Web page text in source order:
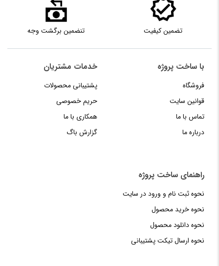
تضمین کیفیت تنضمین برگشت وجه
با ساخت پروژه
فروشگاه
قوانین سایت
تماس با ما
درباره ما
خدمات مشتریان
پشتیبانی محصولات
حریم خصوصی
همکاری با ما
گزارش باگ
راهنمای‌‌ ساخت‌ پروژه
نحوه‌ ثبت‌ نام و ورود در سایت
نحوه خرید محصول
نحوه دانلود محصول
نحوه‌ ارسال‌ تیکت‌ پشتیبانی